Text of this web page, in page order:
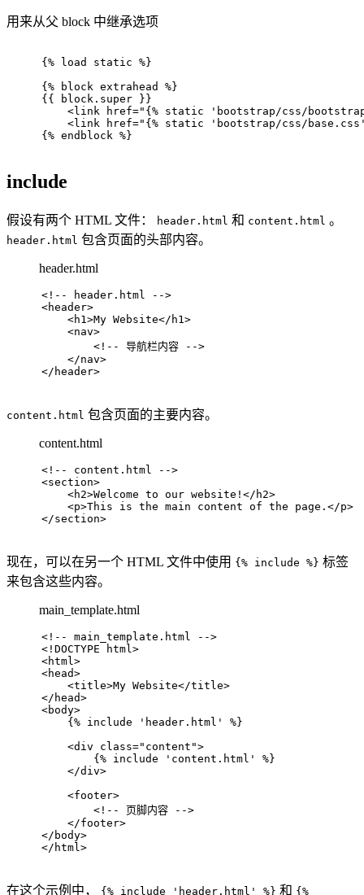
用来从父 block 中继承选项
{% load static %}
{% block extrahead %}
{{ block.super }}
<link href="{% static 'bootstrap/css/
<link href="{% static 'bootstrap/css/
{% endblock %}
include
假设有两个 HTML 文件： header.html 和 content.html 。
header.html 包含页面的头部内容。
header.html
<!-- header.html -->
<header>
<h1 >My Website</ h1 >
<nav>
<!-- 导航栏内容 -->
</nav>
</ header>
content.html 包含页面的主要内容。
content.html
<!-- content.html -->
<section>
<h2>Welcome to our website! </ h2>
<p>This is the main content of the page. </p>
</section>
现在，可以在另一个 HTML 文件中使用 {% include %} 标签
来包含这些内容。
main_template.html
<!-- main_template.html -->
<!DOCTYPE
html >
<html >
<head>
<title>My Website</title>
</ head>
<body>
    {% include 'header.html' %}
<div class="content">
        {% include 'content.html' %}
</div>
<footer>
<!-- 页脚内容 -->
</footer>
</ body>
</ html >
在这个示例中， {% include 'header.html' %} 和 {%